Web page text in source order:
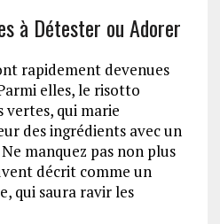
à Détester ou Adorer
rapidement devenues
elles, le risotto
vertes, qui marie
des ingrédients avec un
manquez pas non plus
décrit comme un
qui saura ravir les